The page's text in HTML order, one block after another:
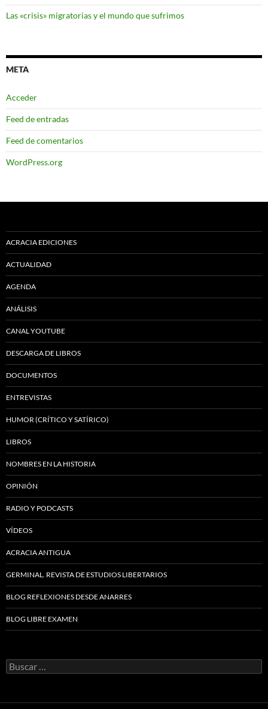
Las «crisis» migratorias y el mundo que sufrimos
META
Acceder
Feed de entradas
Feed de comentarios
WordPress.org
ACRACIA EDICIONES
ACTUALIDAD
AGENDA
ANÁLISIS
CANAL YOUTUBE
DESCARGA DE LIBROS
DOCUMENTOS
ENTREVISTAS
HUMOR (CRÍTICO Y SATÍRICO)
LIBROS
NOMBRES EN LA HISTORIA
OPINIÓN
RADIO Y PODCASTS
VÍDEOS
ACRACIA ANTIGUA
GERMINAL. REVISTA DE ESTUDIOS LIBERTARIOS
BLOG REFLEXIONES DESDE ANARRES
BLOG LIBRE EXAMEN
Buscar: